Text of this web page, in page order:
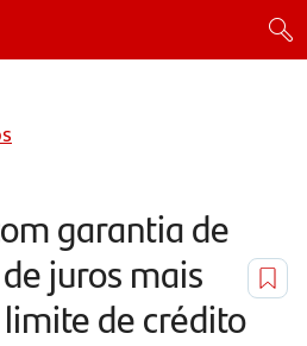
garantia de
juros mais
de crédito